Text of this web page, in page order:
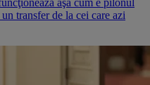
transfer de la cei care azi